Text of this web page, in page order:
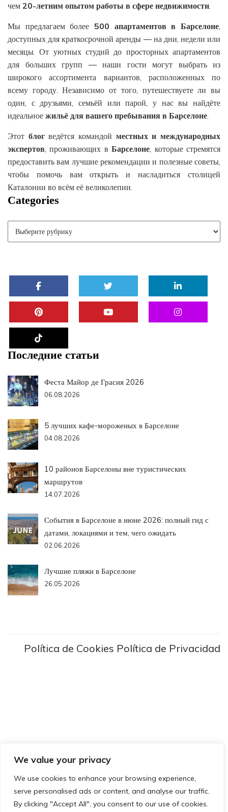
We value your privacy
We use cookies to enhance your browsing experience,
serve personalised ads or content, and analyse our traffic.
By clicking "Accept All", you consent to our use of cookies.
чем 20-летним опытом работы в сфере недвижимости.
Мы предлагаем более 500 апартаментов в Барселоне,
доступных для краткосрочной аренды — на дни, недели или
месяцы. От уютных студий до просторных апартаментов
для больших групп — наши гости могут выбрать из
широкого ассортимента вариантов, расположенных по
всему городу. Независимо от того, путешествуете ли вы
один, с друзьями, семьёй или парой, у нас вы найдёте
идеальное жильё для вашего пребывания в Барселоне.
Этот блогведётся командой местных и международных
экспертов, проживающих вБарселоне, которые стремятся
предоставить вам лучшие рекомендации и полезные советы,
чтобы помочь вам открыть и насладиться столицей
Каталонии во всём её великолепии.
Categories
Последние статьи
Феста Майор де Грасия 2026
06.08.2026
5 лучших кафе-мороженых в Барселоне
04.08.2026
10 районов Барселоны вне туристических
маршрутов
14.07.2026
События в Барселоне в июне 2026: полный гид с
датами, локациями и тем, чего ожидать
02.06.2026
Лучшие пляжи в Барселоне
26.05.2026
Política de Cookies Política de Privacidad